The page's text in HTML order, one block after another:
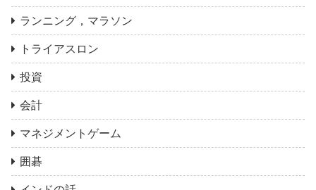
ランニング，マラソン
トライアスロン
投資
会計
マネジメントゲーム
囲碁